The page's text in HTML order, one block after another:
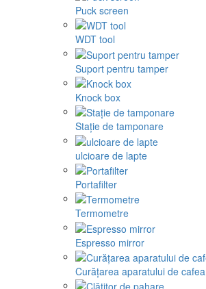
Puck screen
WDT tool
Suport pentru tamper
Knock box
Stație de tamponare
ulcioare de lapte
Portafilter
Termometre
Espresso mirror
Curățarea aparatului de cafea